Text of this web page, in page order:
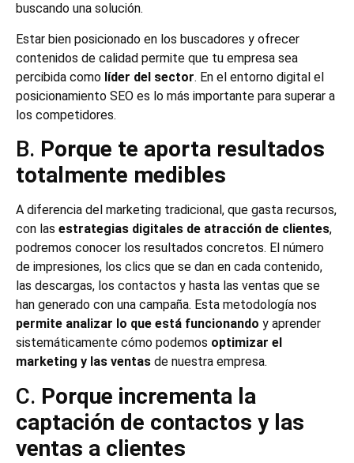
buscando una solución.
Estar bien posicionado en los buscadores y ofrecer
contenidos de calidad permite que tu empresa sea
percibida como líder del sector. En el entorno digital el
posicionamiento SEO es lo más importante para superar a
los competidores.
B. Porque te aporta resultados
totalmente medibles
A diferencia del marketing tradicional, que gasta recursos,
con las estrategias digitales de atracción de clientes,
podremos conocer los resultados concretos. El número
de impresiones, los clics que se dan en cada contenido,
las descargas, los contactos y hasta las ventas que se
han generado con una campaña. Esta metodología nos
permite analizar lo que está funcionando y aprender
sistemáticamente cómo podemos optimizar el
marketing y las ventas de nuestra empresa.
C. Porque incrementa la
captación de contactos y las
ventas a clientes